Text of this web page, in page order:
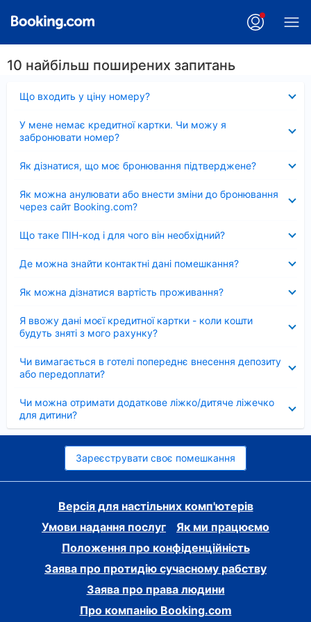
10 найбільш поширених запитань
Що входить у ціну номеру?
У мене немає кредитної картки. Чи можу я
забронювати номер?
Як дізнатися, що моє бронювання підтверджене?
Як можна анулювати або внести зміни до бронювання
через сайт Booking.com?
Що таке ПІН-код і для чого він необхідний?
Де можна знайти контактні дані помешкання?
Як можна дізнатися вартість проживання?
Я ввожу дані моєї кредитної картки - коли кошти
будуть зняті з мого рахунку?
Чи вимагається в готелі попереднє внесення депозиту
або передоплати?
Чи можна отримати додаткове ліжко/дитяче ліжечко
для дитини?
Зареєструвати своє помешкання
Версія для настільних комп'ютерів
Умови надання послуг
Як ми працюємо
Положення про конфіденційність
Заява про протидію сучасному рабству
Заява про права людини
Про компанію Booking.com